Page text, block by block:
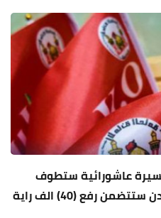
عاشورائية ستطوف
رفع (40) الف راية